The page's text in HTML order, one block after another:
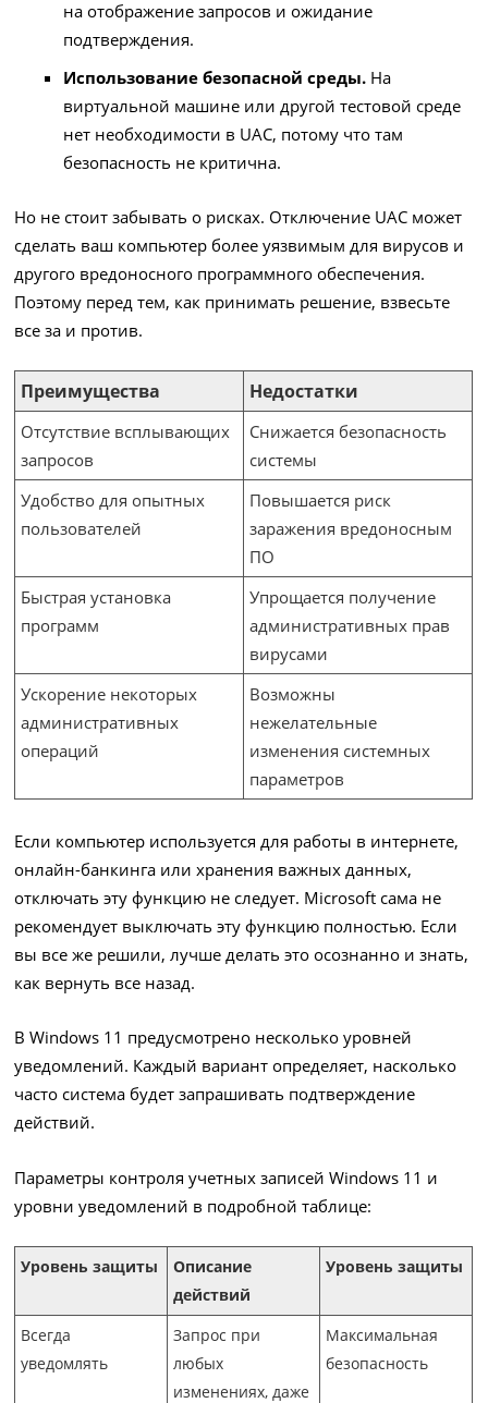
на отображение запросов и ожидание
подтверждения.
Использование безопасной среды. На
виртуальной машине или другой тестовой среде
нет необходимости в UAC, потому что там
безопасность не критична.
Но не стоит забывать о рисках. Отключение UAC может
сделать ваш компьютер более уязвимым для вирусов и
другого вредоносного программного обеспечения.
Поэтому перед тем, как принимать решение, взвесьте
все за и против.
Преимущества Недостатки
Отсутствие всплывающих
запросов
Снижается безопасность
системы
Удобство для опытных
пользователей
Повышается риск
заражения вредоносным
ПО
Быстрая установка
программ
Упрощается получение
административных прав
вирусами
Ускорение некоторых
административных
операций
Возможны
нежелательные
изменения системных
параметров
Если компьютер используется для работы в интернете,
онлайн-банкинга или хранения важных данных,
отключать эту функцию не следует. Microsoft сама не
рекомендует выключать эту функцию полностью. Если
вы все же решили, лучше делать это осознанно и знать,
как вернуть все назад.
В Windows 11 предусмотрено несколько уровней
уведомлений. Каждый вариант определяет, насколько
часто система будет запрашивать подтверждение
действий.
Параметры контроля учетных записей Windows 11 и
уровни уведомлений в подробной таблице:
Уровень защиты
Описание
действий
Уровень защиты
Всегда
уведомлять
Запрос при
любых
изменениях, даже
Максимальная
безопасность